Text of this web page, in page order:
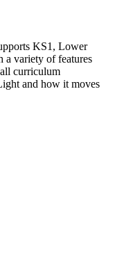
KS1, Lower
a variety of features
curriculum
and how it moves